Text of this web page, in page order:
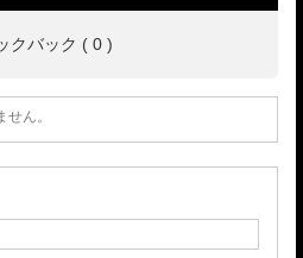
クバック ( 0 )
ん。